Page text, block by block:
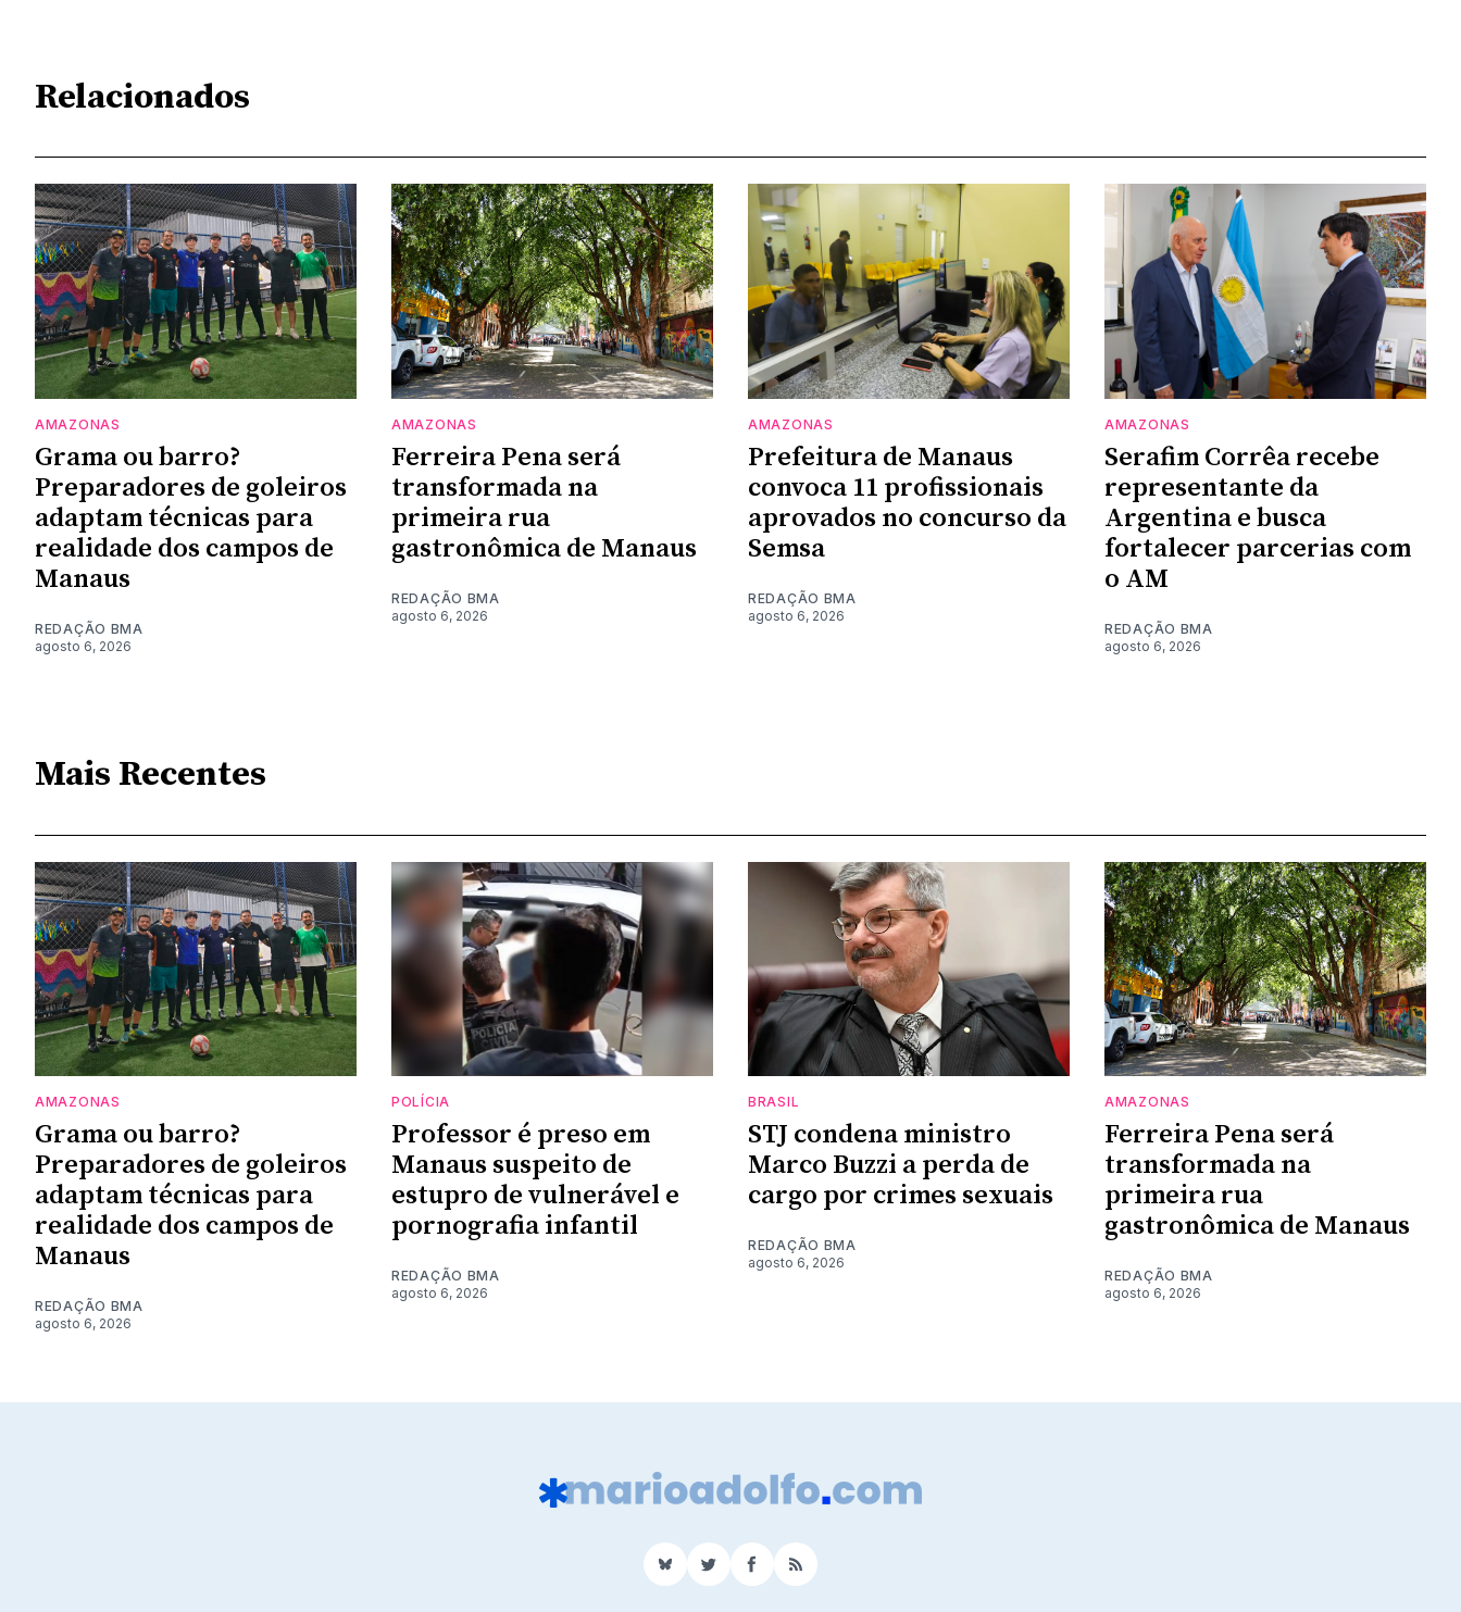
Relacionados
AMAZONAS
Grama ou barro?
Preparadores de goleiros
adaptam técnicas para
realidade dos campos de
Manaus
REDAÇÃO BMA
agosto 6, 2026
AMAZONAS
Ferreira Pena será
transformada na
primeira rua
gastronômica de Manaus
REDAÇÃO BMA
agosto 6, 2026
AMAZONAS
Prefeitura de Manaus
convoca 11 profissionais
aprovados no concurso da
Semsa
REDAÇÃO BMA
agosto 6, 2026
AMAZONAS
Serafim Corrêa recebe
representante da
Argentina e busca
fortalecer parcerias com
o AM
REDAÇÃO BMA
agosto 6, 2026
Mais Recentes
AMAZONAS
Grama ou barro?
Preparadores de goleiros
adaptam técnicas para
realidade dos campos de
Manaus
REDAÇÃO BMA
agosto 6, 2026
POLÍCIA
Professor é preso em
Manaus suspeito de
estupro de vulnerável e
pornografia infantil
REDAÇÃO BMA
agosto 6, 2026
BRASIL
STJ condena ministro
Marco Buzzi a perda de
cargo por crimes sexuais
REDAÇÃO BMA
agosto 6, 2026
AMAZONAS
Ferreira Pena será
transformada na
primeira rua
gastronômica de Manaus
REDAÇÃO BMA
agosto 6, 2026
BlueSkyTwitterFacebook
RSS